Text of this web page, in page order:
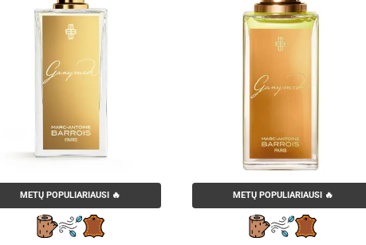
METŲ POPULIARIAUSI 🔥 METŲ POPULIARIAUSI 🔥